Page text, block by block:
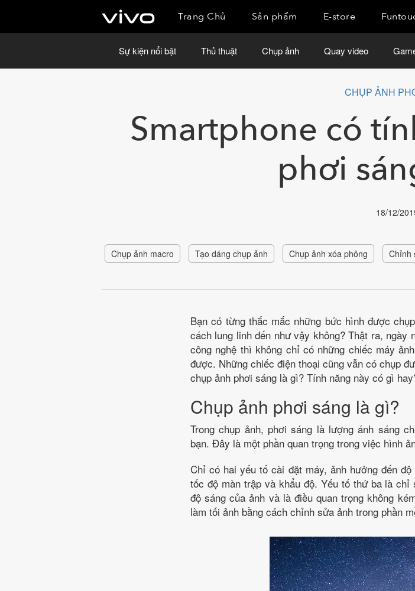
Trang Chủ Sản phẩm E-store
Sự kiện nổi bật Thủ thuật Chụp ảnh Quay video
CHỤP ẢNH
Smartphone có
phơi
18/12/
Chụp ảnh macro Tạo dáng chụp ảnh Chụp ảnh xóa phông Chỉnh
Bạn có từng thắc mắc những bức hình được
cách lung linh đến như vậy không? Thật ra,
công nghệ thì không chỉ có những chiếc máy
được. Những chiếc điện thoại cũng vẫn có chụp
chụp ảnh phơi sáng là gì? Tính năng này có gì
Chụp ảnh phơi sáng là gì?
Trong chụp ảnh, phơi sáng là lượng ánh sáng
bạn. Đây là một phần quan trọng trong việc hình
Chỉ có hai yếu tố cài đặt máy, ảnh hưởng đến
tốc độ màn trập và khẩu độ. Yếu tố thứ ba là
độ sáng của ảnh và là điều quan trọng không
làm tối ảnh bằng cách chỉnh sửa ảnh trong phần